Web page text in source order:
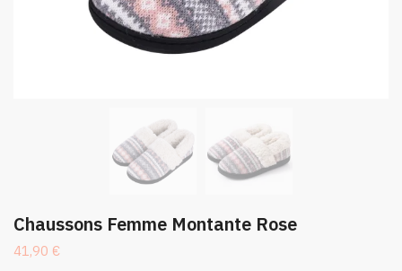
Chaussons Femme Montante Rose
41,90 €